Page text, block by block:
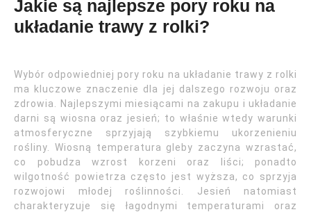
Jakie są najlepsze pory roku na
układanie trawy z rolki?
Wybór odpowiedniej pory roku na układanie trawy z rolki
ma kluczowe znaczenie dla jej dalszego rozwoju oraz
zdrowia. Najlepszymi miesiącami na zakupu i układanie
darni są wiosna oraz jesień; to właśnie wtedy warunki
atmosferyczne sprzyjają szybkiemu ukorzenieniu
rośliny. Wiosną temperatura gleby zaczyna wzrastać,
co pobudza wzrost korzeni oraz liści; ponadto
wilgotność powietrza często jest wyższa, co sprzyja
rozwojowi młodej roślinności. Jesień natomiast
charakteryzuje się łagodnymi temperaturami oraz